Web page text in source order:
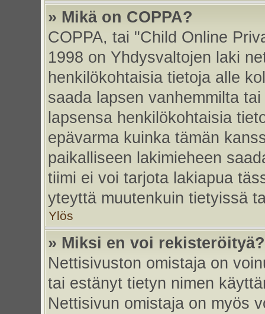
» Mikä on COPPA?
COPPA, tai "Child Online
1998 on Yhdysvaltojen laki
henkilökohtaisia tietoja alle
saada lapsen vanhemmilta
lapsensa henkilökohtaisia
epävarma kuinka tämän
paikalliseen lakimieheen
tiimi ei voi tarjota lakiapua
yteyttä muutenkuin tietyissä
Ylös
» Miksi en voi rekisteröityä?
Nettisivuston omistaja on
tai estänyt tietyn nimen
Nettisivun omistaja on myös